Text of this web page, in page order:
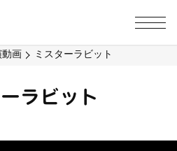
画 ミスターラビット
ラビット